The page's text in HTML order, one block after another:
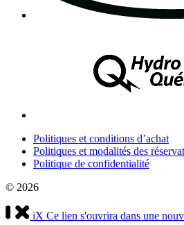
Politiques et conditions d’achat
Politiques et modalités des
Politique de confidentialité
© 2026
iX Ce lien s'ouvrira dans une